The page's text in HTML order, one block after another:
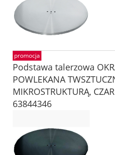
Podstawa talerzowa
POWLEKANA
MIKROSTRUKTURĄ,
63844346
promocja